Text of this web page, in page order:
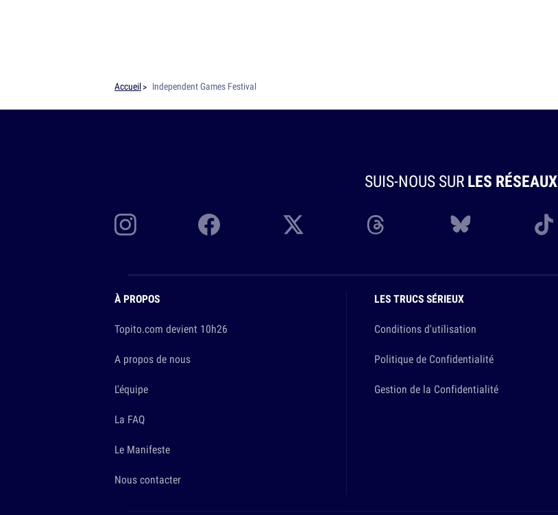
Accueil Independent Games Festival
SUIS-NOUS SURLES RÉSEAUX
À PROPOS
Topito.com devient 10h26
A propos de nous
L'équipe
La FAQ
Le Manifeste
Nous contacter
LES TRUCS SÉRIEUX
Conditions d'utilisation
Politique de Confidentialité
Gestion de la Confidentialité